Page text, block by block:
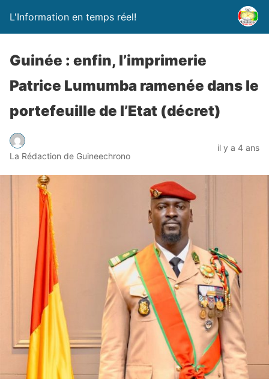
L'Information en temps réel!
Guinée : enfin, l’imprimerie
Patrice Lumumba ramenée dans le
portefeuille de l’Etat (décret)
La Rédaction de Guineechrono
il y a 4 ans